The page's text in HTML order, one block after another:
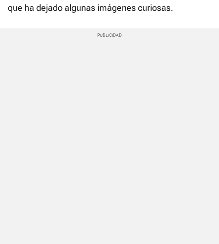
que ha dejado algunas imágenes curiosas.